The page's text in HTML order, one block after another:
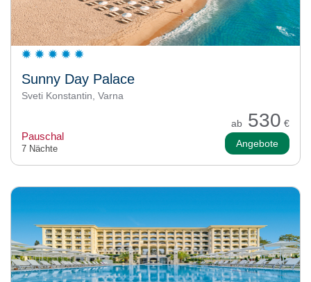
Sunny Day Palace
Sveti Konstantin, Varna
ab 530 €
Pauschal
7 Nächte Angebote